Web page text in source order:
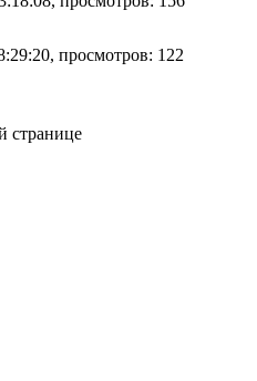
просмотров: 122
странице